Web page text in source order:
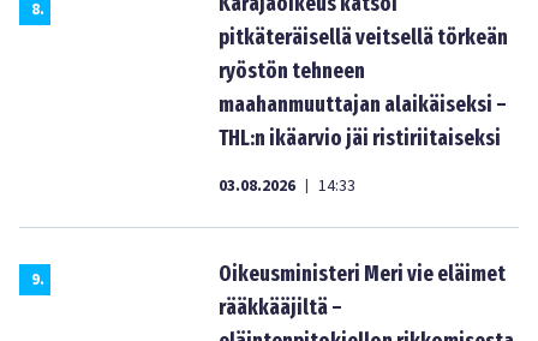
8.
pitkäteräisellä veitsellä törkeän
ryöstön tehneen
maahanmuuttajan alaikäiseksi –
THL:n ikäarvio jäi ristiriitaiseksi
03.08.2026 | 14:33
9.
Oikeusministeri Meri vie eläimet
rääkkääjiltä –